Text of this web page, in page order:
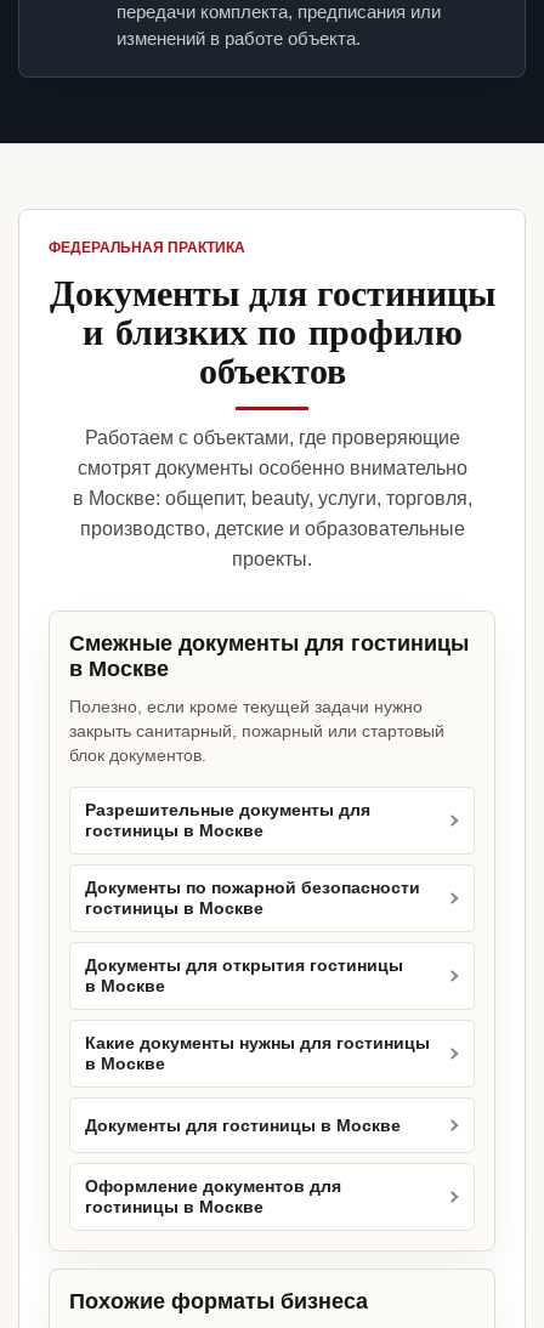
передачи комплекта, предписания или
изменений в работе объекта.
ФЕДЕРАЛЬНАЯ ПРАКТИКА
Документы для гостиницы
и близких по профилю
объектов
Работаем с объектами, где проверяющие
смотрят документы особенно внимательно
в Москве: общепит, beauty, услуги, торговля,
производство, детские и образовательные
проекты.
Смежные документы для гостиницы
в Москве
Полезно, если кроме текущей задачи нужно
закрыть санитарный, пожарный или стартовый
блок документов.
Разрешительные документы для
гостиницы в Москве
Документы по пожарной безопасности
гостиницы в Москве
Документы для открытия гостиницы
в Москве
Какие документы нужны для гостиницы
в Москве
Документы для гостиницы в Москве
Оформление документов для
гостиницы в Москве
Похожие форматы бизнеса